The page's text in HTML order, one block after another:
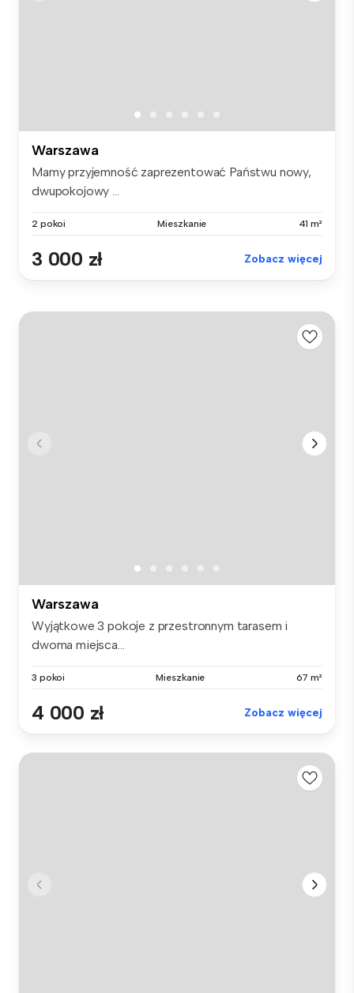
Warszawa
Mamy przyjemność zaprezentować Państwu nowy,
dwupokojowy ...
2 pokoi Mieszkanie 41 m²
3 000 zł Zobacz więcej
Warszawa
Wyjątkowe 3 pokoje z przestronnym tarasem i
dwoma miejsca...
3 pokoi Mieszkanie 67 m²
4 000 zł Zobacz więcej